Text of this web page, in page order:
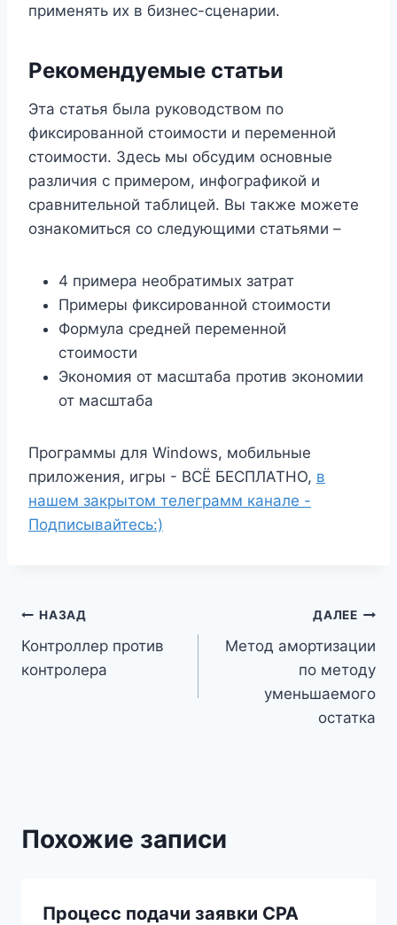
применять их в бизнес-сценарии.
Рекомендуемые статьи
Эта статья была руководством по
фиксированной стоимости и переменной
стоимости. Здесь мы обсудим основные
различия с примером, инфографикой и
сравнительной таблицей. Вы также можете
ознакомиться со следующими статьями –
4 примера необратимых затрат
Примеры фиксированной стоимости
Формула средней переменной
стоимости
Экономия от масштаба против экономии
от масштаба
Программы для Windows, мобильные
приложения, игры - ВСЁ БЕСПЛАТНО, в
нашем закрытом телеграмм канале -
Подписывайтесь:)
Навигация
по
НАЗАД
Контроллер против
контролера
ДАЛЕЕ
Метод амортизации
по методу
уменьшаемого
остатка
Похожие записи
Процесс подачи заявки CPA